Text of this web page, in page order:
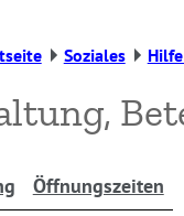
Soziales
Öffnungszeiten